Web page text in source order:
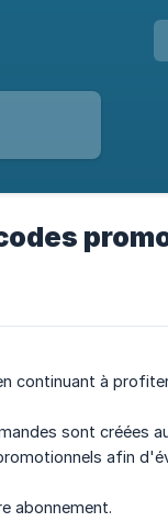
continuant à
sont créées
afin
abonnement.